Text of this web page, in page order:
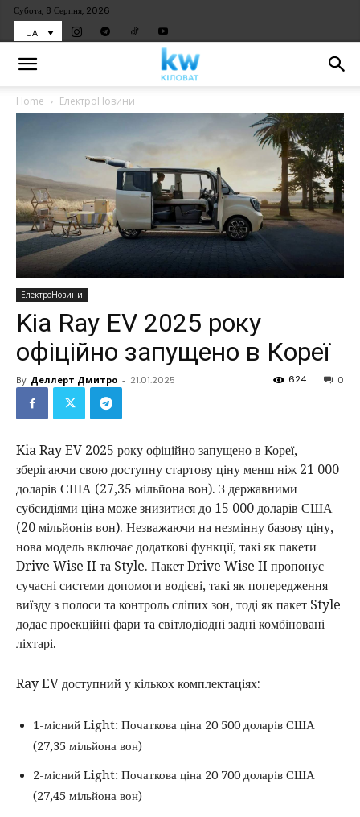
Субота, 8 Серпня, 2026
UA
Home ЕлектроНовини
ЕлектроНовини
Kia Ray EV 2025 року
офіційно запущено в Кореї
By Деллерт Дмитро - 21.01.2025 0
624
Kia Ray EV 2025 року офіційно запущено в Кореї,
зберігаючи свою доступну стартову ціну менш ніж 21 000
доларів США (27,35 мільйона вон). З державними
субсидіями ціна може знизитися до 15 000 доларів США
(20 мільйонів вон). Незважаючи на незмінну базову ціну,
нова модель включає додаткові функції, такі як пакети
Drive Wise II та Style. Пакет Drive Wise II пропонує
сучасні системи допомоги водієві, такі як попередження
виїзду з полоси та контроль сліпих зон, тоді як пакет Style
додає проекційні фари та світлодіодні задні комбіновані
ліхтарі.
Ray EV доступний у кількох комплектаціях:
1-місний Light: Початкова ціна 20 500 доларів США
(27,35 мільйона вон)
2-місний Light: Початкова ціна 20 700 доларів США
(27,45 мільйона вон)